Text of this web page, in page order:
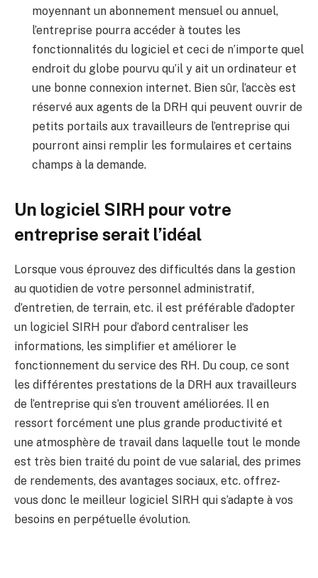
moyennant un abonnement mensuel ou annuel,
l’entreprise pourra accéder à toutes les
fonctionnalités du logiciel et ceci de n’importe quel
endroit du globe pourvu qu’il y ait un ordinateur et
une bonne connexion internet. Bien sûr, l’accès est
réservé aux agents de la DRH qui peuvent ouvrir de
petits portails aux travailleurs de l’entreprise qui
pourront ainsi remplir les formulaires et certains
champs à la demande.
Un logiciel SIRH pour votre
entreprise serait l’idéal
Lorsque vous éprouvez des difficultés dans la gestion
au quotidien de votre personnel administratif,
d’entretien, de terrain, etc. il est préférable d’adopter
un logiciel SIRH pour d’abord centraliser les
informations, les simplifier et améliorer le
fonctionnement du service des RH. Du coup, ce sont
les différentes prestations de la DRH aux travailleurs
de l’entreprise qui s’en trouvent améliorées. Il en
ressort forcément une plus grande productivité et
une atmosphère de travail dans laquelle tout le monde
est très bien traité du point de vue salarial, des primes
de rendements, des avantages sociaux, etc. offrez-
vous donc le meilleur logiciel SIRH qui s’adapte à vos
besoins en perpétuelle évolution.